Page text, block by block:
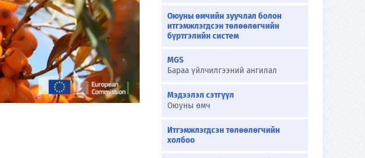
Оюуны өмчийн зуучлал болон
итгэмжлэгдсэн төлөөлөгчийн
бүртгэлийн систем
MGS
Бараа үйлчилгээний ангилал
Мэдээлэл сэтгүүл
Оюуны өмч
Итгэмжлэгдсэн төлөөлөгчийн
холбоо